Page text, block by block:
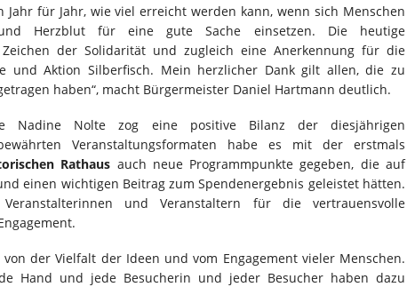
Jahr für Jahr, wie viel erreicht werden kann, wenn sich Menschen
Herzblut für eine gute Sache einsetzen. Die heutige
der Solidarität und zugleich eine Anerkennung für die
und Aktion Silberfisch. Mein herzlicher Dank gilt allen, die zu
haben“, macht Bürgermeister Daniel Hartmann deutlich.
Nadine Nolte zog eine positive Bilanz der diesjährigen
Veranstaltungsformaten habe es mit der erstmals
Rathaus auch neue Programmpunkte gegeben, die auf
einen wichtigen Beitrag zum Spendenergebnis geleistet hätten.
und Veranstaltern für die vertrauensvolle
der Vielfalt der Ideen und vom Engagement vieler Menschen.
Hand und jede Besucherin und jeder Besucher haben dazu